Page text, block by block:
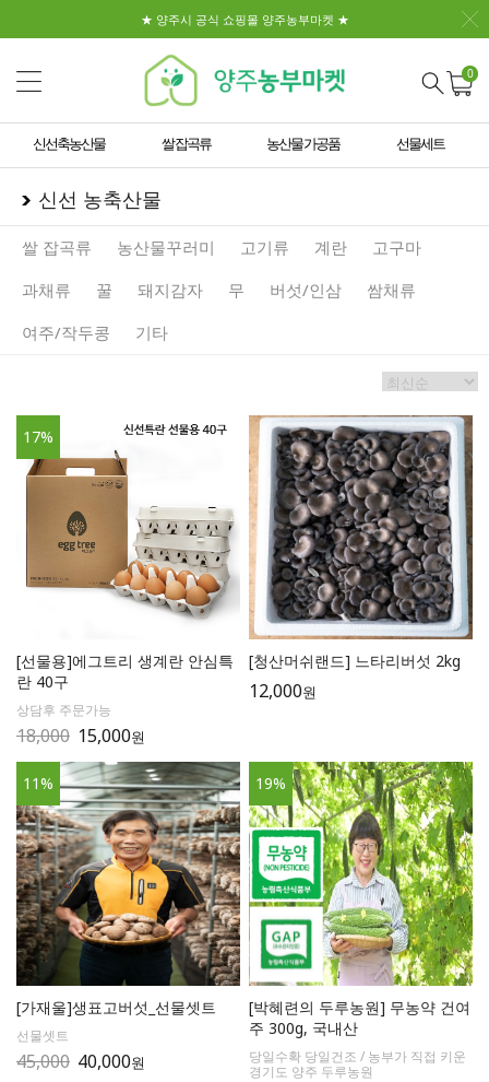
★ 양주시 공식 쇼핑몰 양주농부마켓 ★
0
신선축농산물 쌀 잡곡류 농산물 가공품 선물세트
신선 농축산물
쌀 잡곡류 농산물꾸러미 고기류 계란
고구마
과채류
꿀 돼지감자 무 버섯/인삼
쌈채류
여주/작두콩
기타
17%
[선물용]에그트리 생계란 안심특
란 40구
상담후 주문가능
18,000 15,000원
[청산머쉬랜드] 느타리버섯 2kg
12,000원
11%
[가재울]생표고버섯_선물셋트
선물셋트
45,000 40,000원
19%
[박혜련의 두루농원] 무농약 건여
주 300g, 국내산
당일수확 당일건조 / 농부가 직접 키운
경기도 양주 두루농원